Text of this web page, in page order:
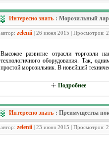
Интересно знать : Морозильный
автор: zelenii | 26 июня 2015 | Просмотров:
Высокое развитие отрасли торговли
технологичного оборудования. Так,
простой морозильник. В новейшей
Подробнее
Интересно знать : Преимущества
автор: zelenii | 23 июня 2015 | Просмотров: